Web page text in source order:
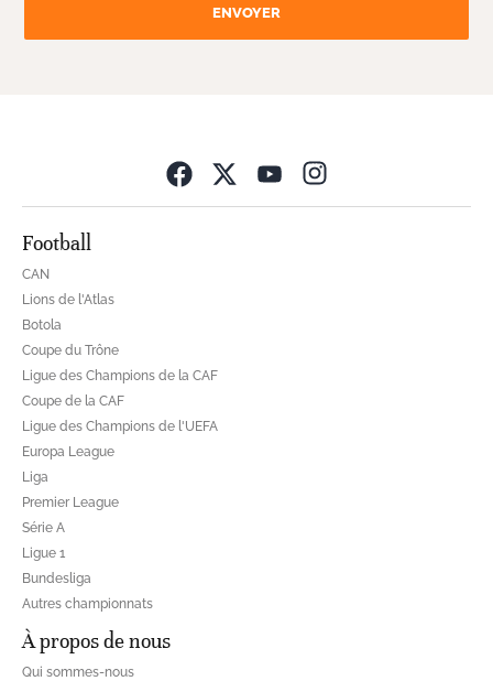
ENVOYER
Football
CAN
Lions de l'Atlas
Botola
Coupe du Trône
Ligue des Champions de la CAF
Coupe de la CAF
Ligue des Champions de l'UEFA
Europa League
Liga
Premier League
Série A
Ligue 1
Bundesliga
Autres championnats
À propos de nous
Qui sommes-nous